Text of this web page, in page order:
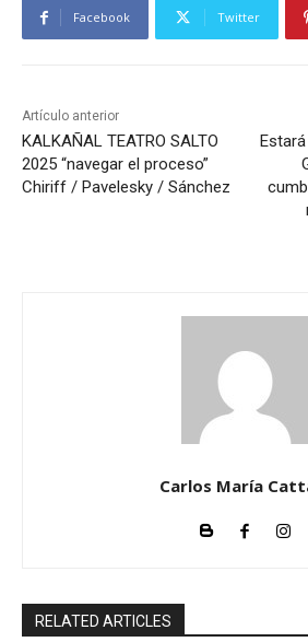
Facebook Twitter
Artículo anterior
KALKAÑAL TEATRO SALTO
2025 “navegar el proceso”
Chiriff / Pavelesky / Sánchez
Carlos María
RELATED ARTICLES